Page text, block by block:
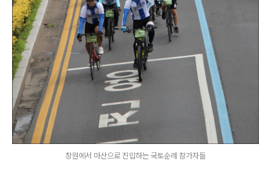
창원에서 마산으로 진입하는 국토순례 참가자들